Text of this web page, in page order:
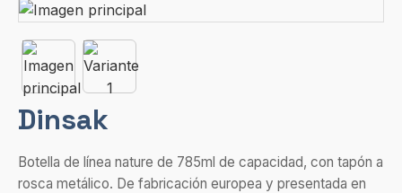
Dinsak
Botella de línea nature de 785ml de capacidad, con tapón a
rosca metálico. De fabricación europea y presentada en